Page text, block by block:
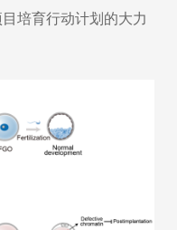
培育行动计划的大力